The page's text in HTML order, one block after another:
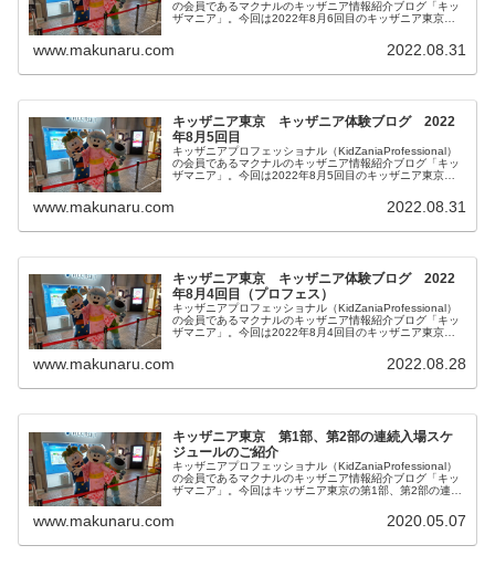
の会員であるマクナルのキッザニア情報紹介ブログ「キッ
ザマニア」。今回は2022年8月6回目のキッザニア東京体
www.makunaru.com 2022.08.31
キッザニア東京 キッザニア体験ブログ 2022
年8月5回目
キッザニアプロフェッショナル（KidZaniaProfessional）
の会員であるマクナルのキッザニア情報紹介ブログ「キッ
ザマニア」。今回は2022年8月5回目のキッザニア東京体
www.makunaru.com 2022.08.31
キッザニア東京 キッザニア体験ブログ 2022
年8月4回目（プロフェス）
キッザニアプロフェッショナル（KidZaniaProfessional）
の会員であるマクナルのキッザニア情報紹介ブログ「キッ
ザマニア」。今回は2022年8月4回目のキッザニア東京体
限定のプロフェスです！皆様の参考になりましたら幸いで
す。
www.makunaru.com 2022.08.28
キッザニア東京 第1部、第2部の連続入場スケ
ジュールのご紹介
キッザニアプロフェッショナル（KidZaniaProfessional）
の会員であるマクナルのキッザニア情報紹介ブログ「キッ
ザマニア」。今回はキッザニア東京の第1部、第2部の連続
www.makunaru.com 2020.05.07